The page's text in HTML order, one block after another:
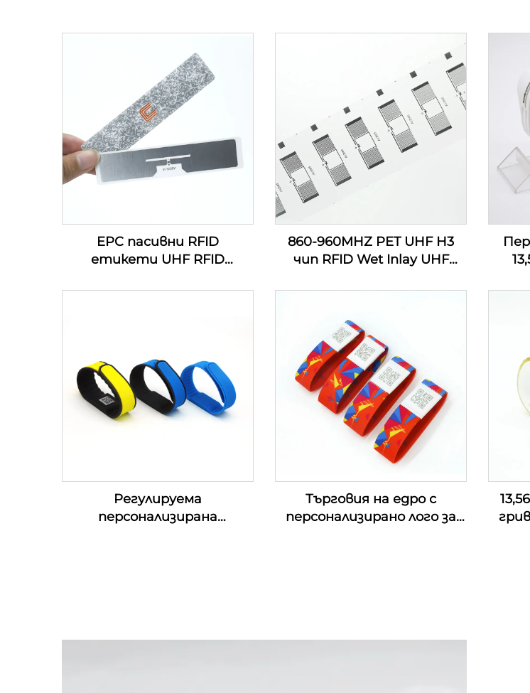
EPC пасивни RFID
етикети UHF RFID
управление на инвентара
860-960MHZ PET UHF H3
чип RFID Wet Inlay UHF
Инкрустация
Регулируема
персонализирана
Търговия на едро с
персонализирано лого за